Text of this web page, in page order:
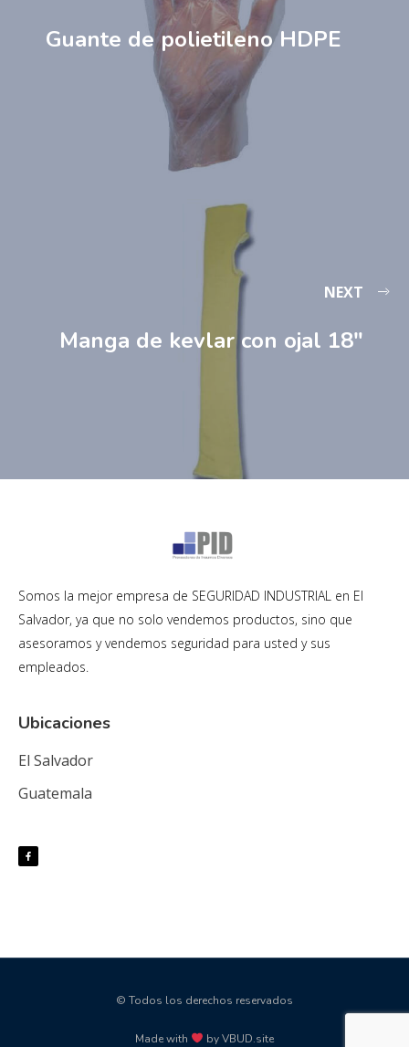
Guante de polietileno HDPE
NEXT
Manga de kevlar con ojal 18″
Somos la mejor empresa de SEGURIDAD INDUSTRIAL en El
Salvador, ya que no solo vendemos productos, sino que
asesoramos y vendemos seguridad para usted y sus
empleados.
Ubicaciones
El Salvador
Guatemala
© Todos los derechos reservados
Made with by VBUD.site